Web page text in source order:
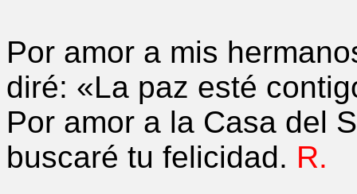
Por amor a mis
diré: «La paz esté
Por amor a la Casa del
buscaré tu felicidad. R.